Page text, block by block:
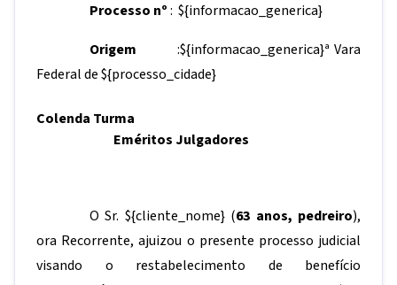
Processo nº: ${informacao_generica}
Origem
:${informacao_generica}ª Vara
Federal de${processo_cidade}
Colenda Turma
Eméritos Julgadores
O Sr. ${cliente_nome} (63 anos, pedreiro),
ora Recorrente, ajuizou o presente processo judicial
visando o restabelecimento de benefício